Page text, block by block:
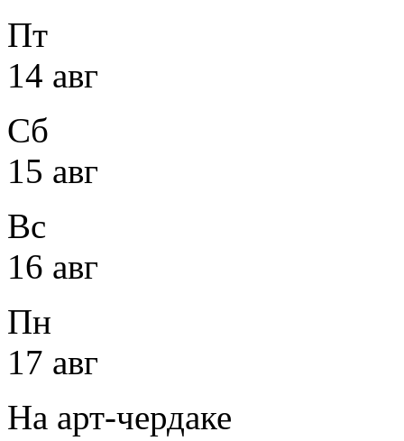
Пт
14 авг
Сб
15 авг
Вс
16 авг
Пн
17 авг
На арт-чердаке